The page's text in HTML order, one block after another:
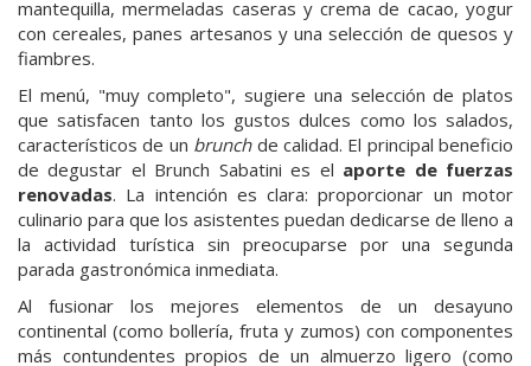
El menú, "muy completo", sugiere una selección de platos
que satisfacen tanto los gustos dulces como los salados,
característicos de un brunchde calidad. El principal beneficio
de degustar el Brunch Sabatini es el aporte de fuerzas
renovadas. La intención es clara: proporcionar un motor
culinario para que los asistentes puedan dedicarse de lleno a
la actividad turística sin preocuparse por una segunda
parada gastronómica inmediata.
Al fusionar los mejores elementos de un desayuno
continental (como bollería, fruta y zumos) con componentes
más contundentes propios de un almuerzo ligero (como